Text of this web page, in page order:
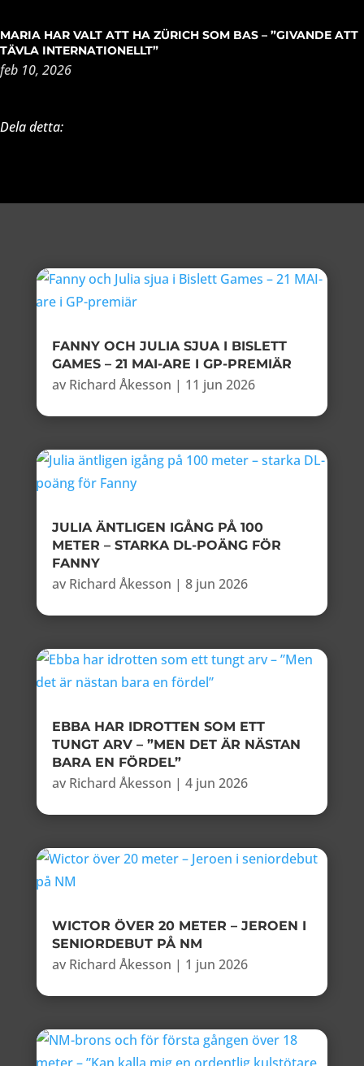
MARIA HAR VALT ATT HA ZÜRICH SOM BAS – ”GIVANDE ATT
TÄVLA INTERNATIONELLT”
feb 10, 2026
Dela detta:
FANNY OCH JULIA SJUA I BISLETT
GAMES – 21 MAI-ARE I GP-PREMIÄR
av Richard Åkesson | 11 jun 2026
JULIA ÄNTLIGEN IGÅNG PÅ 100
METER – STARKA DL-POÄNG FÖR
FANNY
av Richard Åkesson | 8 jun 2026
EBBA HAR IDROTTEN SOM ETT
TUNGT ARV – ”MEN DET ÄR NÄSTAN
BARA EN FÖRDEL”
av Richard Åkesson | 4 jun 2026
WICTOR ÖVER 20 METER – JEROEN I
SENIORDEBUT PÅ NM
av Richard Åkesson | 1 jun 2026